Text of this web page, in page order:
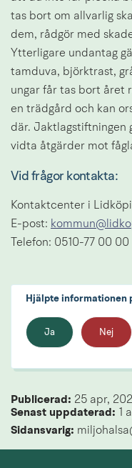
tas bort om allvarlig
dem, rådgör med
Ytterligare undantag
tamduva, björktrast,
ungar får tas bort året
en trädgård och kan
där. Jaktlagstiftningen
vidta åtgärder mot
Vid frågor kontakta:
Kontaktcenter i
E-post:
Telefon: 0510-77 00 00
Hjälpte informationen
Ja Nej
Publicerad: 25 apr,
Senast uppdaterad:
1
Sidansvarig: